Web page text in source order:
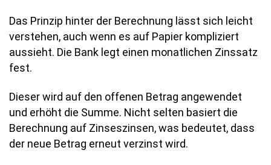
Das Prinzip hinter der Berechnung lässt sich leicht
verstehen, auch wenn es auf Papier kompliziert
aussieht. Die Bank legt einen monatlichen Zinssatz
fest.
Dieser wird auf den offenen Betrag angewendet
und erhöht die Summe. Nicht selten basiert die
Berechnung auf Zinseszinsen, was bedeutet, dass
der neue Betrag erneut verzinst wird.